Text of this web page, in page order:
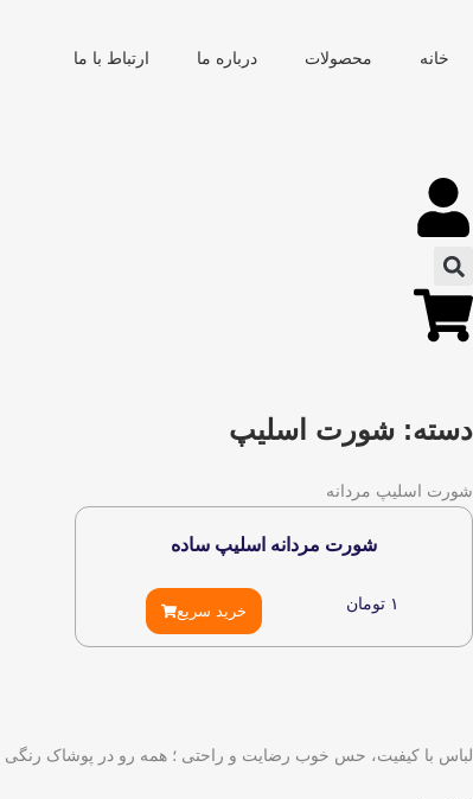
خانه محصولات درباره ما ارتباط با ما
دسته: شورت اسلیپ
شورت اسلیپ مردانه
شورت مردانه اسلیپ ساده
۱ تومان خرید سریع
لباس با کیفیت، حس خوب رضایت و راحتی ؛ همه رو در پوشاک رنگی